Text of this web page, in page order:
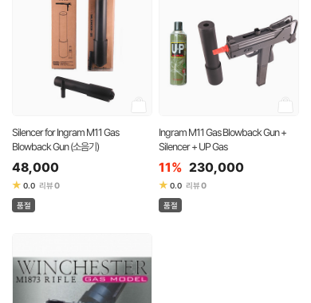
Silencer for Ingram M11 Gas
Blowback Gun (소음기)
48,000
★ 0.0 리뷰0
품절
Ingram M11 Gas Blowback Gun +
Silencer + UP Gas
11% 230,000
★ 0.0 리뷰0
품절